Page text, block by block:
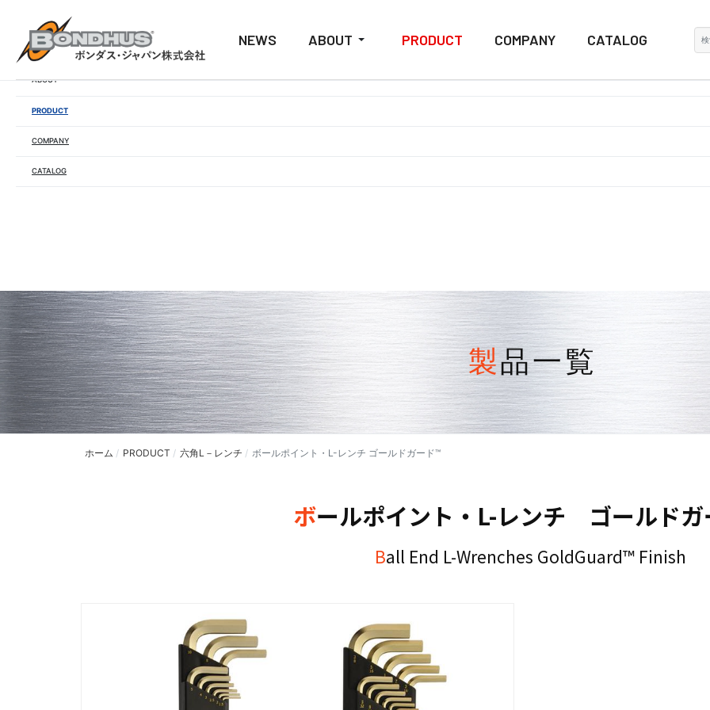
NEWS
ABOUT
PRODUCT
COMPANY
CATALOG
NEWS ABOUT PRODUCT COMPANY CATALOG
検
製品一覧
ホーム PRODUCT 六角L－レンチ ボールポイント・L-レンチ ゴールドガード™
ボールポイント・L-レンチ ゴールド
Ball End L-Wrenches GoldGuard™ Finish